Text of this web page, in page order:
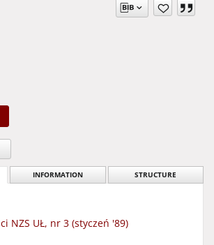
INFORMATION STRUCTURE
NZS UŁ, nr 3 (styczeń '89)